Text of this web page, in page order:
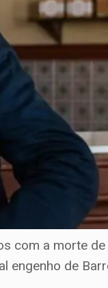
com a morte
engenho de